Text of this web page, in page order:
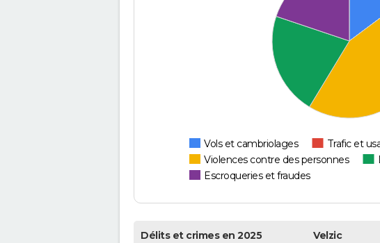
Vols et cambriolages
Trafic et
Violences contre des personnes
Escroqueries et fraudes
Délits et crimes en 2025 Velzic